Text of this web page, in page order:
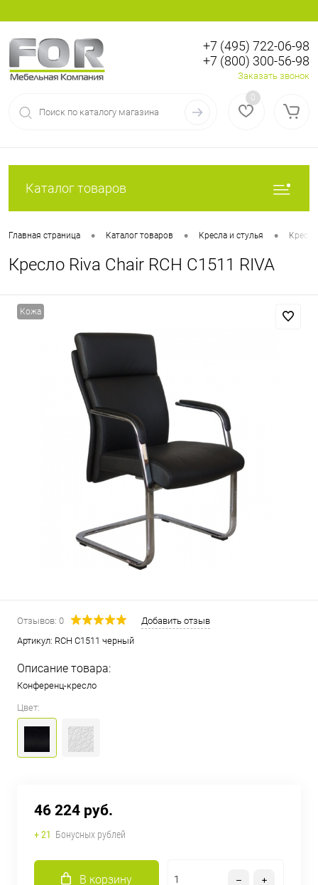
Регистрация
+7 (495) 722-06-98
+7 (800) 300-56-98
Заказать звонок
0
Каталог товаров
Главная страница • Каталог товаров • Кресла и стулья • Кресла
Кресло Riva Chair RCH C1511 RIVA
Кожа
Отзывов: 0
Добавить отзыв
Артикул: RCH C1511 черный
Описание товара:
Конференц-кресло
Цвет:
46 224 руб.
+ 21 Бонусных рублей
В корзину